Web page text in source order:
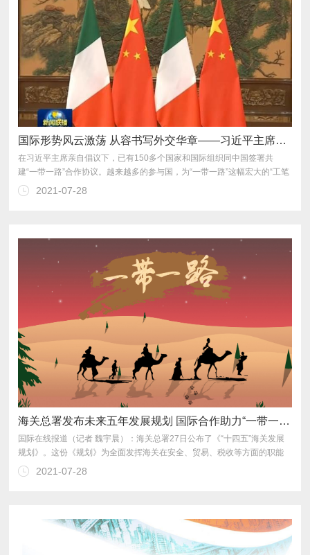
国际形势风云激荡 从容书写外交华章——习近平主席擘画“一带一路”新蓝图
2021-07-28
海关总署发布未来五年发展规划 国际合作助力“一带一路”高质量发展
重视国际合作，将有力推动“一带一路”高质量发展。
2021-07-28